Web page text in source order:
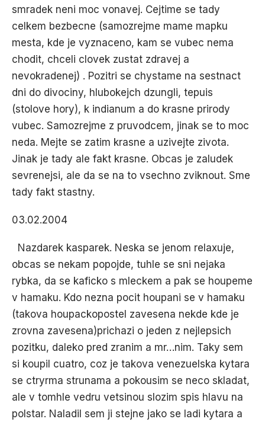
smradek neni moc vonavej. Cejtime se tady
celkem bezbecne (samozrejme mame mapku
mesta, kde je vyznaceno, kam se vubec nema
chodit, chceli clovek zustat zdravej a
nevokradenej) . Pozitri se chystame na sestnact
dni do divociny, hlubokejch dzungli, tepuis
(stolove hory), k indianum a do krasne prirody
vubec. Samozrejme z pruvodcem, jinak se to moc
neda. Mejte se zatim krasne a uzivejte zivota.
Jinak je tady ale fakt krasne. Obcas je zaludek
sevrenejsi, ale da se na to vsechno zviknout. Sme
tady fakt stastny.
03.02.2004
Nazdarek kasparek. Neska se jenom relaxuje,
obcas se nekam popojde, tuhle se sni nejaka
rybka, da se kaficko s mleckem a pak se houpeme
v hamaku. Kdo nezna pocit houpani se v hamaku
(takova houpackopostel zavesena nekde kde je
zrovna zavesena)prichazi o jeden z nejlepsich
pozitku, daleko pred zranim a mr…nim. Taky sem
si koupil cuatro, coz je takova venezuelska kytara
se ctryrma strunama a pokousim se neco skladat,
ale v tomhle vedru vetsinou slozim spis hlavu na
polstar. Naladil sem ji stejne jako se ladi kytara a